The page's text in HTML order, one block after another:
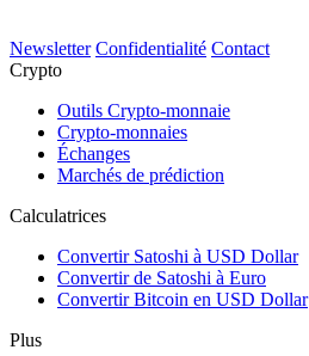
Newsletter Confidentialité Contact
Crypto
Outils Crypto-monnaie
Crypto-monnaies
Échanges
Marchés de prédiction
Calculatrices
Convertir Satoshi à USD Dollar
Convertir de Satoshi à Euro
Convertir Bitcoin en USD Dollar
Plus